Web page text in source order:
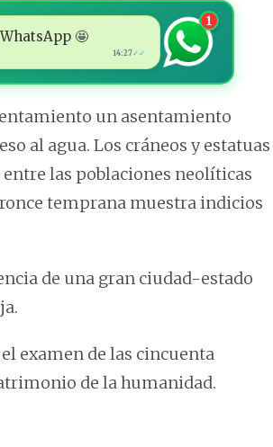
🤩
14:27✓✓
1
un asentamiento
al agua. Los cráneos y estatuas
las poblaciones neolíticas
temprana muestra indicios
de una gran ciudad-estado
examen de las cincuenta
de la humanidad.